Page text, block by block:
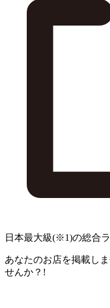
日本最大級(※1)の総合
あなたのお店を掲載し
せんか？!